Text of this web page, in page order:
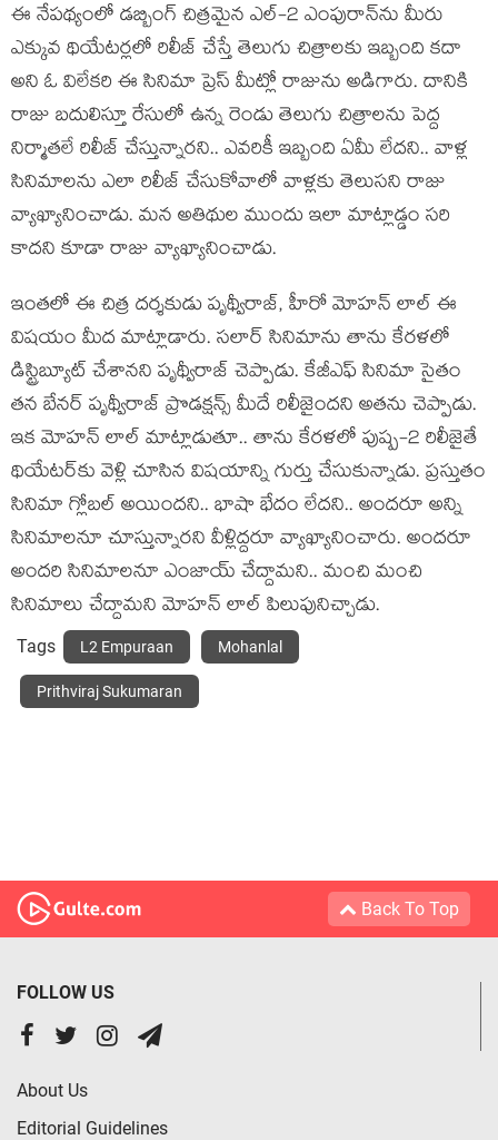
ఈ నేప‌థ్యంలో డ‌బ్బింగ్ చిత్ర‌మైన ఎల్‌-2 ఎంపురాన్‌ను మీరు
ఎక్కువ థియేట‌ర్ల‌లో రిలీజ్ చేస్తే తెలుగు చిత్రాల‌కు ఇబ్బంది క‌దా
అని ఓ విలేకరి ఈ సినిమా ప్రెస్ మీట్లో రాజును అడిగారు. దానికి
రాజు బ‌దులిస్తూ రేసులో ఉన్న రెండు తెలుగు చిత్రాల‌ను పెద్ద
నిర్మాత‌లే రిలీజ్ చేస్తున్నార‌ని.. ఎవరికీ ఇబ్బంది ఏమీ లేద‌ని.. వాళ్ల
సినిమాల‌ను ఎలా రిలీజ్ చేసుకోవాలో వాళ్ల‌కు తెలుస‌ని రాజు
వ్యాఖ్యానించాడు. మ‌న అతిథుల ముందు ఇలా మాట్లాడ్డం స‌రి
కాద‌ని కూడా రాజు వ్యాఖ్యానించాడు.
ఇంత‌లో ఈ చిత్ర ద‌ర్శ‌కుడు పృథ్వీరాజ్, హీరో మోహ‌న్ లాల్ ఈ
విష‌యం మీద మాట్లాడారు. స‌లార్ సినిమాను తాను కేర‌ళ‌లో
డిస్ట్రిబ్యూట్ చేశాన‌ని పృథ్వీరాజ్ చెప్పాడు. కేజీఎఫ్ సినిమా సైతం
త‌న బేన‌ర్ పృథ్వీరాజ్ ప్రొడ‌క్ష‌న్స్ మీదే రిలీజైంద‌ని అత‌ను చెప్పాడు.
ఇక మోహ‌న్ లాల్ మాట్లాడుతూ.. తాను కేర‌ళ‌లో పుష్ప‌-2 రిలీజైతే
థియేట‌ర్‌కు వెళ్లి చూసిన విష‌యాన్ని గుర్తు చేసుకున్నాడు. ప్ర‌స్తుతం
సినిమా గ్లోబ‌ల్ అయింద‌ని.. భాషా భేదం లేద‌ని.. అంద‌రూ అన్ని
సినిమాల‌నూ చూస్తున్నార‌ని వీళ్లిద్ద‌రూ వ్యాఖ్యానించారు. అంద‌రూ
అంద‌రి సినిమాల‌నూ ఎంజాయ్ చేద్దామ‌ని.. మంచి మంచి
సినిమాలు చేద్దామ‌ని మోహ‌న్ లాల్ పిలుపునిచ్చాడు.
Tags L2 Empuraan Mohanlal
Prithviraj Sukumaran
Back To Top
FOLLOW US
About Us
Editorial Guidelines